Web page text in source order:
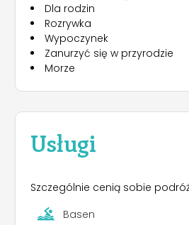
przygodę i odkrywanie
Dla rodzin
Rozrywka
Wypoczynek
Zanurzyć się w przyrodzie
Morze
Usługi
Szczególnie cenią sobie
Basen